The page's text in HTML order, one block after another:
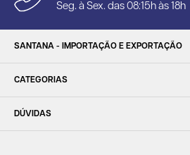
Seg. à Sex. das 08:15h às 18h
SANTANA - IMPORTAÇÃO E EXPORTAÇÃO
CATEGORIAS
DÚVIDAS